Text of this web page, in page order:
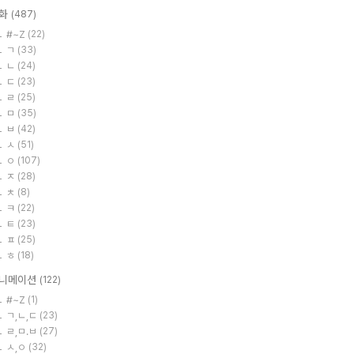
(487)
#~Z (22)
ㄱ (33)
ㄴ (24)
ㄷ (23)
ㄹ (25)
ㅁ (35)
ㅂ (42)
ㅅ (51)
ㅇ (107)
ㅈ (28)
ㅊ (8)
ㅋ (22)
ㅌ (23)
ㅍ (25)
ㅎ (18)
메이션 (122)
#~Z (1)
ㄱ,ㄴ,ㄷ (23)
ㄹ,ㅁ.ㅂ (27)
ㅅ,ㅇ (32)